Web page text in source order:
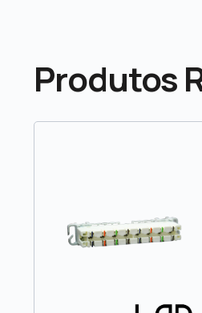
Produtos